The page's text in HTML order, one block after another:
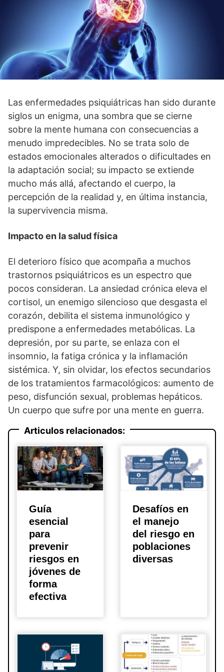
Las enfermedades psiquiátricas han sido durante
siglos un enigma, una sombra que se cierne
sobre la mente humana con consecuencias a
menudo impredecibles. No se trata solo de
estados emocionales alterados o dificultades en
la adaptación social; su impacto se extiende
mucho más allá, afectando el cuerpo, la
percepción de la realidad y, en última instancia,
la supervivencia misma.
Impacto en la salud física
El deterioro físico que acompaña a muchos
trastornos psiquiátricos es un espectro que
pocos consideran. La ansiedad crónica eleva el
cortisol, un enemigo silencioso que desgasta el
corazón, debilita el sistema inmunológico y
predispone a enfermedades metabólicas. La
depresión, por su parte, se enlaza con el
insomnio, la fatiga crónica y la inflamación
sistémica. Y, sin olvidar, los efectos secundarios
de los tratamientos farmacológicos: aumento de
peso, disfunción sexual, problemas hepáticos.
Un cuerpo que sufre por una mente en guerra.
Guí­a
esencial
para
prevenir
riesgos en
jóvenes de
forma
efectiva
Desafí­os en
el manejo
del riesgo en
poblaciones
diversas